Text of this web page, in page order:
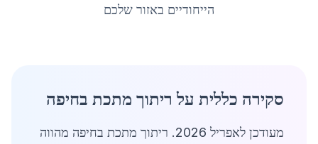
הייחודיים באזור שלכם
סקירה כללית על ריתוך מתכת בחיפה
מעודכן לאפריל 2026. ריתוך מתכת בחיפה מהווה